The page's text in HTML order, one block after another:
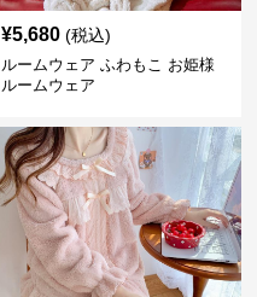
¥5,680 (税込)
ルームウェア ふわもこ お姫様
ルームウェア